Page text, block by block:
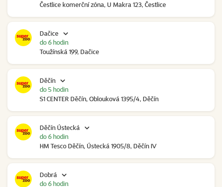
Čestlice komerční zóna, U Makra 123, Čestlice
Dačice
Toužínská 199, Dačice
do 6 hodin
Děčín
S1 CENTER Děčín, Oblouková 1395/4, Děčín
do 5 hodin
Děčín Ústecká
HM Tesco Děčín, Ústecká 1905/8, Děčín IV
do 6 hodin
Dobrá
do 6 hodin